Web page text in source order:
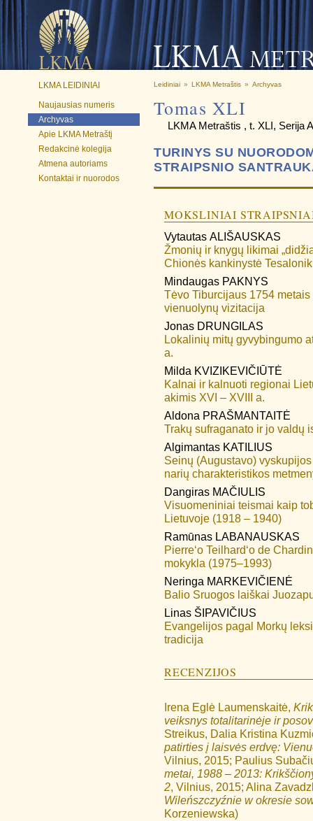
LKMA LEIDINIAI
Naujausias numeris
Archyvas
Apie LKMA Metraštį
Redakcinė kolegija
Atmena autoriams
Kontaktai ir nuorodos
Leidiniai » LKMA Metraštis » Archyvas
Tomas XLI
LKMA Metraštis , t. XLI, Serija
TURINYS SU
STRAIPSNIO
MOKSLINIAI
Vytautas ALIŠAUSKAS
Žmonių ir knygų likimai
Chionės kankinystė
Mindaugas PAKNYS
Tėvo Tiburcijaus 1754
vienuolynų vizitacija
Jonas DRUNGILAS
Lokalinių mitų gyvybingumo
a.
Milda KVIZIKEVIČIŪTĖ
Kalnai ir kalnuoti regionai
akimis XVI – XVIII a.
Aldona PRAŠMANTAITĖ
Trakų sufraganato ir jo valdų
Algimantas KATILIUS
Seinų (Augustavo)
narių charakteristikos
Dangiras MAČIULIS
Visuomeniniai teismai kaip
Lietuvoje (1918 – 1940)
Ramūnas LABANAUSKAS
Pierre‘o Teilhard‘o de
mokykla (1975–1993)
Neringa MARKEVIČIENĖ
Balio Sruogos laiškai
Linas ŠIPAVIČIUS
Evangelijos pagal Morkų
tradicija
RECENZIJOS
Irena Eglė Laumenskaitė,
veiksnys totalitarinėje ir
Streikus, Dalia Kristina
patirties į laisvės erdvę:
Vilnius, 2015; Paulius
metai, 1988 – 2013:
2, Vilnius, 2015; Alina
Wileńszczyźnie w okresie
Korzeniewska)